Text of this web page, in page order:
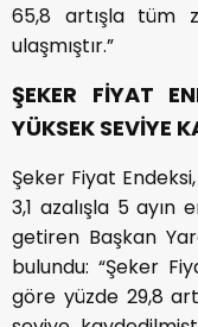
65,8 artışla tüm
ulaşmıştır.”
ŞEKER FİYAT
YÜKSEK SEVİYE
Şeker Fiyat
3,1 azalışla 5 ayın
getiren Başkan
bulundu: “Şeker
göre yüzde 29,8